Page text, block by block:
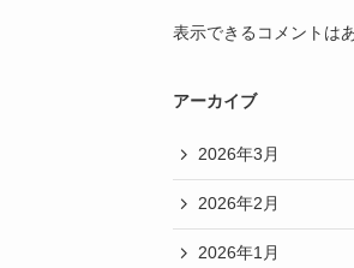
表示できるコメントは
アーカイブ
2026年3月
2026年2月
2026年1月